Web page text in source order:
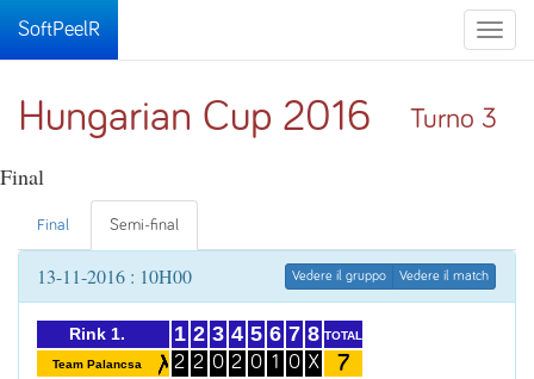
Toggle
SoftPeelR
Hungarian Cup 2016 Turno 3
Final
Final Semi-final
13-11-2016 : 10H00 Vedere il gruppo Vedere il match
Rink 1.
Team Palancsa
1
2
2
2
3
0
4
2
5
0
6
1
7
0
8
X
TOTAL
7